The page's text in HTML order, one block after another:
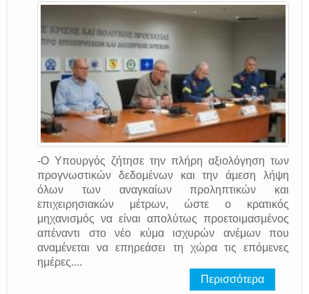
-Ο Υπουργός ζήτησε την πλήρη αξιολόγηση των
προγνωστικών δεδομένων και την άμεση λήψη
όλων των αναγκαίων προληπτικών και
επιχειρησιακών μέτρων, ώστε ο κρατικός
μηχανισμός να είναι απολύτως προετοιμασμένος
απέναντι στο νέο κύμα ισχυρών ανέμων που
αναμένεται να επηρεάσει τη χώρα τις επόμενες
ημέρες....
Περισσότερα